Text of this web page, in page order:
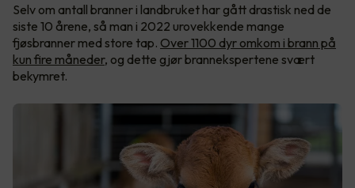
Selv om antall branner i landbruket har gått drastisk ned de
siste 10 årene, så man i 2022 urovekkende mange
fjøsbranner med store tap. Over 1100 dyr omkom i brann på
kun fire måneder, og dette gjør brannekspertene svært
bekymret.